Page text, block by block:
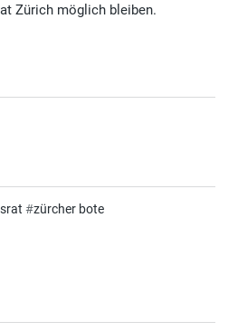
Zürich möglich bleiben.
#zürcher bote